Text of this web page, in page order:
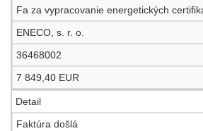
Fa za vypracovanie energetických
ENECO, s. r. o.
36468002
7 849,40 EUR
Detail
Faktúra došlá